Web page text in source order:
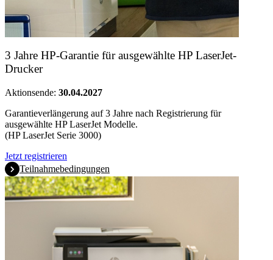
3 Jahre HP-Garantie für ausgewählte HP LaserJet-
Drucker
Aktionsende: 30.04.2027
Garantieverlängerung auf 3 Jahre nach Registrierung für
ausgewählte HP LaserJet Modelle.
(HP LaserJet Serie 3000)
Jetzt registrieren
Teilnahmebedingungen